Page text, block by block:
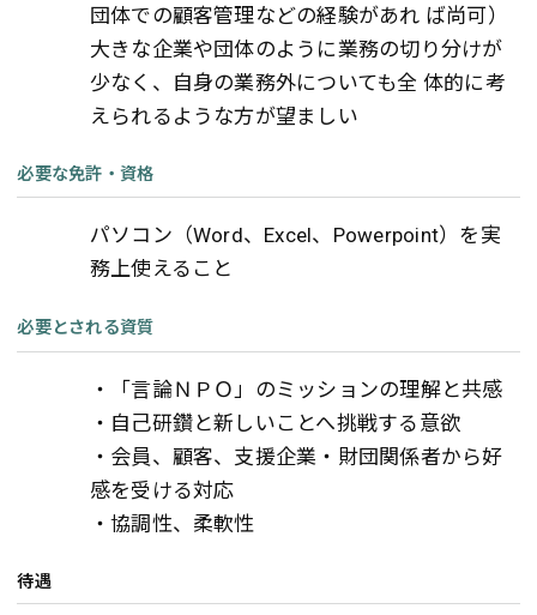
団体での顧客管理などの経験があれ ば尚可）
大きな企業や団体のように業務の切り分けが
少なく、自身の業務外についても全 体的に考
えられるような方が望ましい
必要な免許・資格
パソコン（Word、Excel、Powerpoint）を実
務上使えること
必要とされる資質
・「言論ＮＰＯ」のミッションの理解と共感
・自己研鑽と新しいことへ挑戦する意欲
・会員、顧客、支援企業・財団関係者から好
感を受ける対応
・協調性、柔軟性
待遇